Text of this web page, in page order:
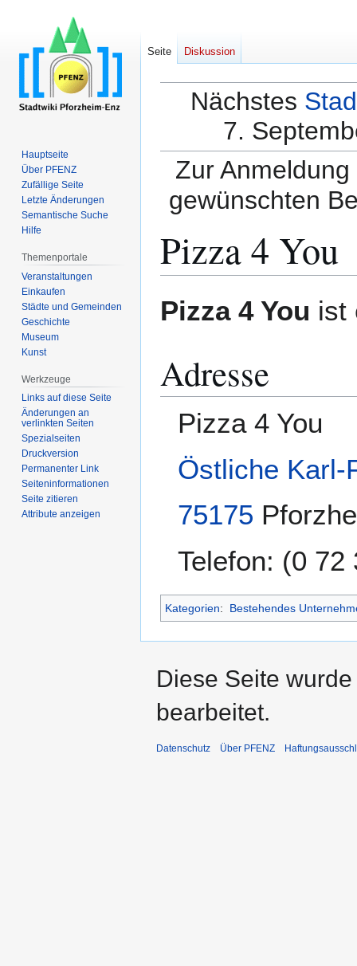
Nächstes
7.
Zur
gewünschten
Pizza 4 You
Navigation
Suche
Pizza 4 You ist
Adresse
Pizza 4 You
Östliche Karl-
75175
Telefon: (0 72
Kategorien: Bestehendes
Seite Diskussion
Hauptseite
Über PFENZ
Zufällige Seite
Letzte Änderungen
Semantische Suche
Hilfe
Themenportale
Veranstaltungen
Einkaufen
Städte und Gemeinden
Geschichte
Museum
Kunst
Werkzeuge
Links auf diese Seite
Änderungen an
verlinkten Seiten
Spezialseiten
Druckversion
Permanenter Link
Seiten­­informationen
Seite zitieren
Attribute anzeigen
Diese Seite
bearbeitet.
Datenschutz Über PFENZ